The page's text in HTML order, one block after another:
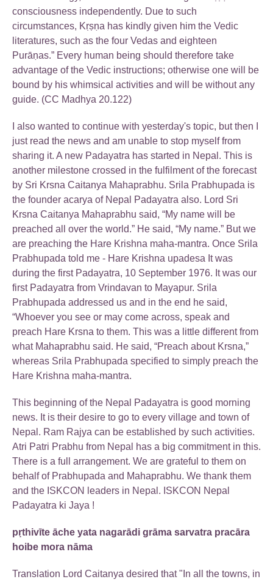
consciousness independently. Due to such
circumstances, Kṛṣṇa has kindly given him the Vedic
literatures, such as the four Vedas and eighteen
Purāṇas.” Every human being should therefore take
advantage of the Vedic instructions; otherwise one will be
bound by his whimsical activities and will be without any
guide. (CC Madhya 20.122)
I also wanted to continue with yesterday's topic, but then I
just read the news and am unable to stop myself from
sharing it. A new Padayatra has started in Nepal. This is
another milestone crossed in the fulfilment of the forecast
by Sri Krsna Caitanya Mahaprabhu. Srila Prabhupada is
the founder acarya of Nepal Padayatra also. Lord Sri
Krsna Caitanya Mahaprabhu said, “My name will be
preached all over the world.” He said, “My name.” But we
are preaching the Hare Krishna maha-mantra. Once Srila
Prabhupada told me - Hare Krishna upadesa It was
during the first Padayatra, 10 September 1976. It was our
first Padayatra from Vrindavan to Mayapur. Srila
Prabhupada addressed us and in the end he said,
“Whoever you see or may come across, speak and
preach Hare Krsna to them. This was a little different from
what Mahaprabhu said. He said, “Preach about Krsna,”
whereas Srila Prabhupada specified to simply preach the
Hare Krishna maha-mantra.
This beginning of the Nepal Padayatra is good morning
news. It is their desire to go to every village and town of
Nepal. Ram Rajya can be established by such activities.
Atri Patri Prabhu from Nepal has a big commitment in this.
There is a full arrangement. We are grateful to them on
behalf of Prabhupada and Mahaprabhu. We thank them
and the ISKCON leaders in Nepal. ISKCON Nepal
Padayatra ki Jaya !
pṛthivīte āche yata nagarādi grāma sarvatra pracāra
hoibe mora nāma
Translation Lord Caitanya desired that "In all the towns, in